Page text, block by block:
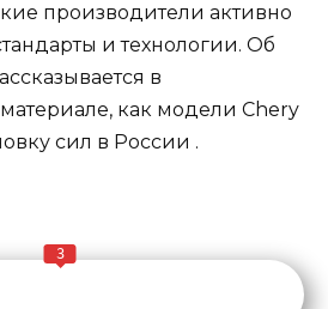
производители активно
и технологии. Об
в
, как модели Chery
сил в России .
3